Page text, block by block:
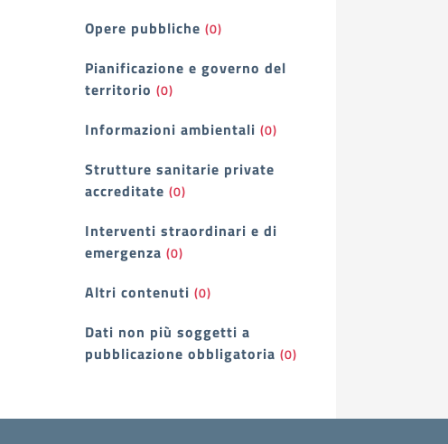
Opere pubbliche (0)
Pianificazione e governo del
territorio (0)
Informazioni ambientali (0)
Strutture sanitarie private
accreditate (0)
Interventi straordinari e di
emergenza (0)
Altri contenuti (0)
Dati non più soggetti a
pubblicazione obbligatoria (0)